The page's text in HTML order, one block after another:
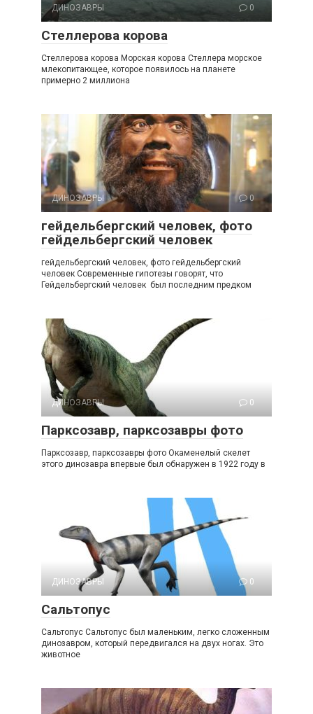
ДИНОЗАВРЫ 0
Стеллерова корова
Стеллерова корова Морская корова Стеллера морское
млекопитающее, которое появилось на планете
примерно 2 миллиона
ДИНОЗАВРЫ 0
гейдельбергский человек, фото
гейдельбергский человек
гейдельбергский человек, фото гейдельбергский
человек Современные гипотезы говорят, что
Гейдельбергский человек был последним предком
ДИНОЗАВРЫ 0
Парксозавр, парксозавры фото
Парксозавр, парксозавры фото Окаменелый скелет
этого динозавра впервые был обнаружен в 1922 году в
ДИНОЗАВРЫ 0
Сальтопус
Сальтопус Сальтопус был маленьким, легко сложенным
динозавром, который передвигался на двух ногах. Это
животное